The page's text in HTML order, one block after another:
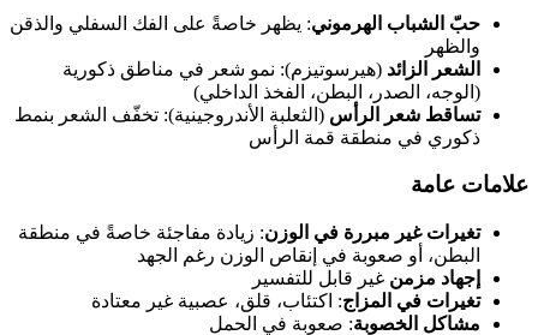
حبّ الشباب الهرموني: يظهر خاصةً على الفك السفلي والذقن
والظهر
الشعر الزائد (هيرسوتيزم): نمو شعر في مناطق ذكورية
(الوجه، الصدر، البطن، الفخذ الداخلي)
تساقط شعر الرأس (الثعلبة الأندروجينية): تخفّف الشعر بنمط
ذكوري في منطقة قمة الرأس
علامات عامة
تغيرات غير مبررة في الوزن: زيادة مفاجئة خاصةً في منطقة
البطن، أو صعوبة في إنقاص الوزن رغم الجهد
إجهاد مزمن غير قابل للتفسير
تغيرات في المزاج: اكتئاب، قلق، عصبية غير معتادة
مشاكل الخصوبة: صعوبة في الحمل